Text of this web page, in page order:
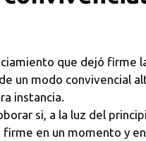
que dejó firme
un modo convivencial
instancia.
si, a la luz del
en un momento y